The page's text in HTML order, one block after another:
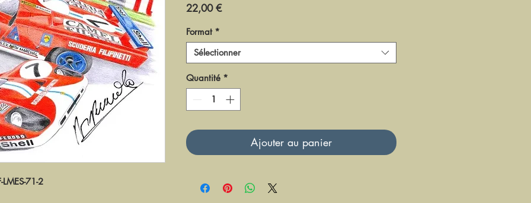
LMES-71-2
22,00 €Prix
Format *
Sélectionner
Quantité *
Ajouter au panier